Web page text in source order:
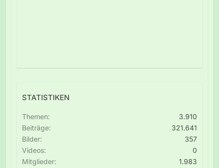
STATISTIKEN
Themen
3.910
Beiträge
321.641
Bilder
357
Videos
0
Mitglieder
1.983